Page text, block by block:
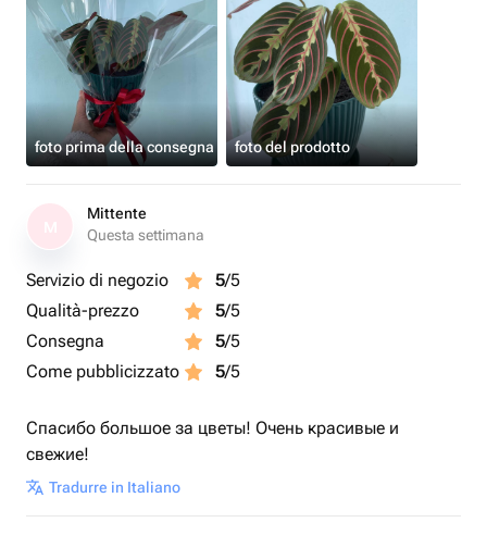
foto prima della consegna foto del prodotto
Mittente
Questa settimana
Servizio di negozio 5/5
Qualità-prezzo
5/5
Consegna
5/5
Come pubblicizzato
5/5
Спасибо большое за цветы! Очень красивые и
свежие!
Tradurre in Italiano